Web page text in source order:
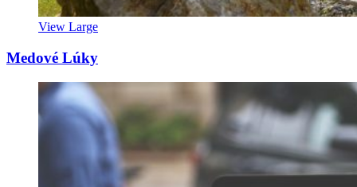
View Large
Medové Lúky